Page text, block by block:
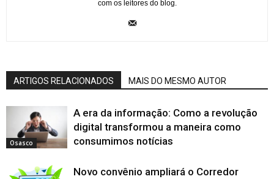
com os leitores do blog.
ARTIGOS RELACIONADOS MAIS DO MESMO AUTOR
Osasco
A era da informação: Como a revolução
digital transformou a maneira como
consumimos notícias
Novo convênio ampliará o Corredor